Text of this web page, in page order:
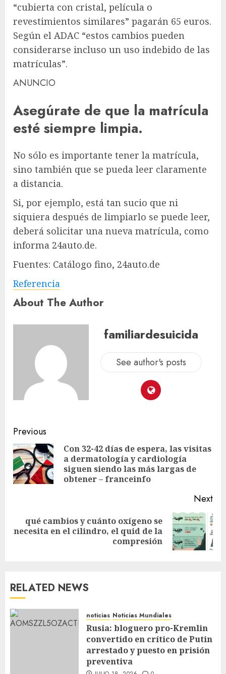
“cubierta con cristal, película o
revestimientos similares” pagarán 65 euros.
Según el ADAC “estos cambios pueden
considerarse incluso un uso indebido de las
matrículas”.
ANUNCIO
Asegúrate de que la matrícula
esté siempre limpia.
No sólo es importante tener la matrícula,
sino también que se pueda leer claramente
a distancia.
Si, por ejemplo, está tan sucio que ni
siquiera después de limpiarlo se puede leer,
deberá solicitar una nueva matrícula, como
informa 24auto.de.
Fuentes: Catálogo fino, 24auto.de
Referencia
About The Author
familiardesuicida
See author's posts
Previous
Con 32-42 días de espera, las visitas
a dermatología y cardiología
siguen siendo las más largas de
obtener – franceinfo
Next
qué cambios y cuánto oxígeno se
necesita en el cilindro, el quid de la
compresión
RELATED NEWS
noticias Noticias Mundiales
Rusia: bloguero pro-Kremlin
convertido en crítico de Putin
arrestado y puesto en prisión
preventiva